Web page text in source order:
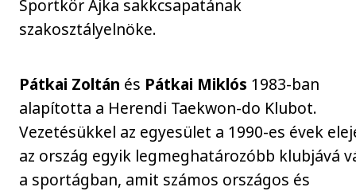
Sportkör Ajka sakkcsapatának
szakosztályelnöke.
Pátkai Zoltán és Pátkai Miklós 1983-ban
alapította a Herendi Taekwon-do Klubot.
Vezetésükkel az egyesület a 1990-es évek
az ország egyik legmeghatározóbb klubjává
a sportágban, amit számos országos és